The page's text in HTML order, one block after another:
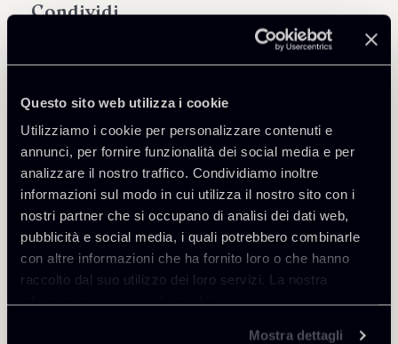
Questo sito web utilizza i cookie
Utilizziamo i cookie per personalizzare contenuti e
annunci, per fornire funzionalità dei social media e per
analizzare il nostro traffico. Condividiamo inoltre
informazioni sul modo in cui utilizza il nostro sito con i
nostri partner che si occupano di analisi dei dati web,
pubblicità e social media, i quali potrebbero combinarle
con altre informazioni che ha fornito loro o che hanno
raccolto dal suo utilizzo dei loro servizi. La nostra
informativa privacy è disponibilequi.
Mostra dettagli
Scarica Allegati
mipim 2017 - italian re
resilience in europe.pdf
221 Kb
Condividi
Torna agli Insights